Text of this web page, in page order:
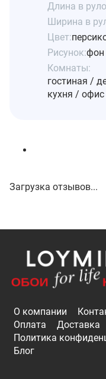
Длина в
Ширина в
Цвет:
Рисунок:фон
Комнаты:
гостиная /
кухня /
Загрузка отзывов...
О компании
Оплата
Доставка
Политика
Блог